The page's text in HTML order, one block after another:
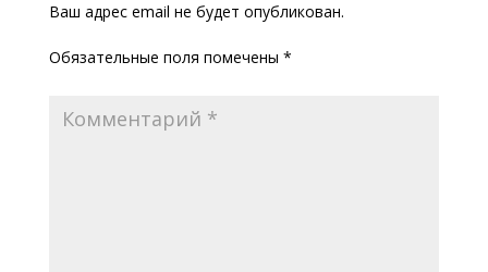
Ваш адрес email не будет опубликован.
Обязательные поля помечены *